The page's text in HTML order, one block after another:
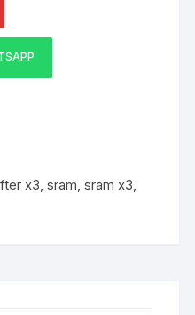
x3 ,sram ,sram x3